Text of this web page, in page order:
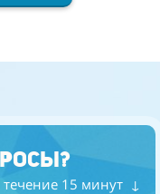
течение 15 минут ↓